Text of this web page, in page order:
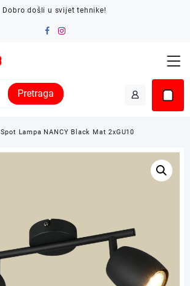
Dobro došli u svijet tehnike!
Pretraga
Spot Lampa NANCY Black Mat 2xGU10